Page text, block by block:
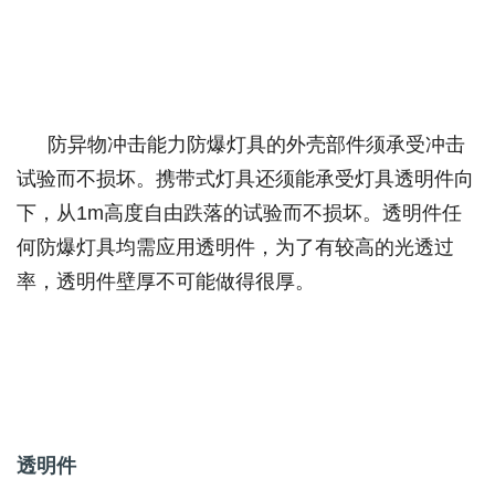
防异物冲击能力防爆灯具的外壳部件须承受冲击
试验而不损坏。携带式灯具还须能承受灯具透明件向
下，从1m高度自由跌落的试验而不损坏。透明件任
何防爆灯具均需应用透明件，为了有较高的光透过
率，透明件壁厚不可能做得很厚。
透明件